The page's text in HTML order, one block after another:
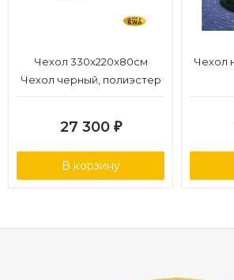
Чехол 330x220x80см
Чехол черный, полиэстер
27 300 ₽
В корзину
Чехол